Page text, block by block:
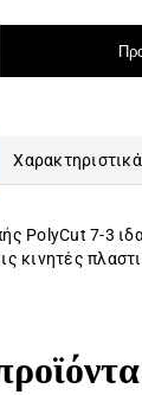
Χαρακτηριστικά
PolyCut 7-3
κινητές